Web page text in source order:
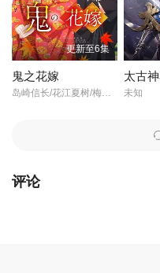
第52集
第55集
导演的《海贼王》在线观看,
王》高清mp4迅雷下载，希望
传奇海盗哥尔?D?罗杰在临死
e”的消息，由此引得群雄并起
富展开争夺，各种势力、政
精神指引，决定成为一名出
磨难，也结识了索隆、娜美
更新至6集
鬼之花嫁
岛崎信长/花江夏树/梅原裕一郎/远藤绫/早见沙织/千本木彩花/坂泰斗/逢坂良太/石见舞菜香/寺泽百花/小桥美忧/
太古
未知
评论